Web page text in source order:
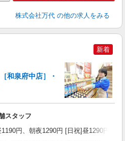
株式会社万代 の他の求人をみる
新着
和泉府中店］・
スタッフ
1190円、朝夜1290円 [日祝]昼1290円、